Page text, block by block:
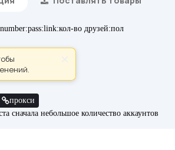
во друзей:пол
покупке:
прокси
сначала небольшое количество аккаунтов